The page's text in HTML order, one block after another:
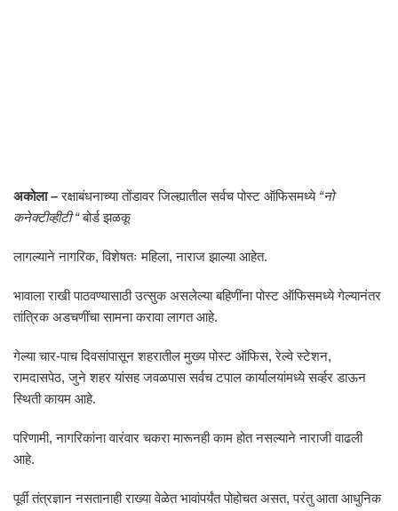
अकोला –रक्षाबंधनाच्या तोंडावर जिल्ह्यातील सर्वच पोस्ट ऑफिसमध्ये “नो
कनेक्टीव्हीटी “बोर्ड झळकू
लागल्याने नागरिक, विशेषतः महिला, नाराज झाल्या आहेत.
भावाला राखी पाठवण्यासाठी उत्सुक असलेल्या बहिणींना पोस्ट ऑफिसमध्ये गेल्यानंतर
तांत्रिक अडचणींचा सामना करावा लागत आहे.
गेल्या चार-पाच दिवसांपासून शहरातील मुख्य पोस्ट ऑफिस, रेल्वे स्टेशन,
रामदासपेठ, जुने शहर यांसह जवळपास सर्वच टपाल कार्यालयांमध्ये सर्व्हर डाऊन
स्थिती कायम आहे.
परिणामी, नागरिकांना वारंवार चकरा मारूनही काम होत नसल्याने नाराजी वाढली
आहे.
पूर्वी तंत्रज्ञान नसतानाही राख्या वेळेत भावांपर्यंत पोहोचत असत, परंतु आता आधुनिक